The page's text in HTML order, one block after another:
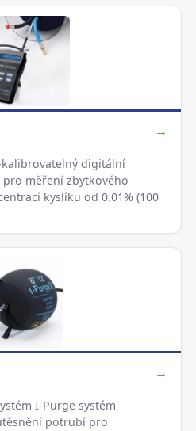
→
digitální
měření zbytkového
kyslíku od 0.01% (100
→
I-Purge systém
potrubí pro